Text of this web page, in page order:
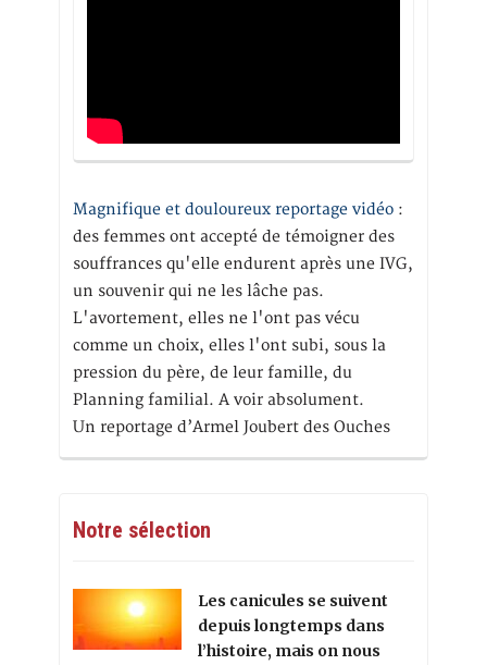
Magnifique et douloureux reportage vidéo :
des femmes ont accepté de témoigner des
souffrances qu'elle endurent après une IVG,
un souvenir qui ne les lâche pas.
L'avortement, elles ne l'ont pas vécu
comme un choix, elles l'ont subi, sous la
pression du père, de leur famille, du
Planning familial. A voir absolument.
Un reportage d’Armel Joubert des Ouches
Notre sélection
Les canicules se suivent
depuis longtemps dans
l’histoire, mais on nous